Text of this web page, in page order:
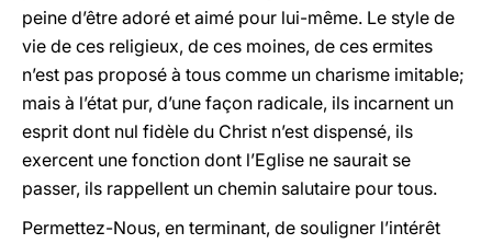
peine d’être adoré et aimé pour lui-même. Le style de
vie de ces religieux, de ces moines, de ces ermites
n’est pas proposé à tous comme un charisme imitable;
mais à l’état pur, d’une façon radicale, ils incarnent un
esprit dont nul fidèle du Christ n’est dispensé, ils
exercent une fonction dont l’Eglise ne saurait se
passer, ils rappellent un chemin salutaire pour tous.
Permettez-Nous, en terminant, de souligner l’intérêt